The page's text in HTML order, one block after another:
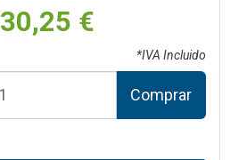
30,25 €
*IVA Incluido
Comprar